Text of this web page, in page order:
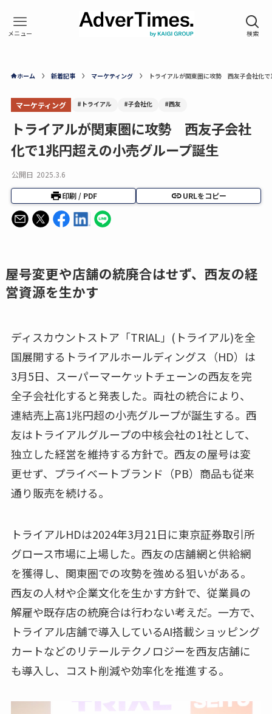
ホーム 新着記事 マーケティング トライアルが関東圏に攻勢 西友子会社化
マーケティング #トライアル #子会社化 #西友
トライアルが関東圏に攻勢 西友子会社
化で1兆円超えの小売グループ誕生
公開日 2025.3.6
印刷 / PDF URLをコピー
屋号変更や店舗の統廃合はせず、西友の経
営資源を生かす
ディスカウントストア「TRIAL」(トライアル)を全
国展開するトライアルホールディングス（HD）は
3月5日、スーパーマーケットチェーンの西友を完
全子会社化すると発表した。両社の統合により、
連結売上高1兆円超の小売グループが誕生する。西
友はトライアルグループの中核会社の1社として、
独立した経営を維持する方針で。西友の屋号は変
更せず、プライベートブランド（PB）商品も従来
通り販売を続ける。
トライアルHDは2024年3月21日に東京証券取引所
グロース市場に上場した。西友の店舗網と供給網
を獲得し、関東圏での攻勢を強める狙いがある。
西友の人材や企業文化を生かす方針で、従業員の
解雇や既存店の統廃合は行わない考えだ。一方で、
トライアル店舗で導入しているAI搭載ショッピング
カートなどのリテールテクノロジーを西友店舗に
も導入し、コスト削減や効率化を推進する。